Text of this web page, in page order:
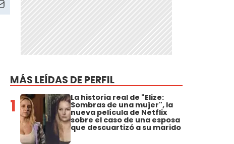
MÁS LEÍDAS DE PERFIL
1 La historia real de "Elize:
Sombras de una mujer", la
nueva película de Netflix
sobre el caso de una esposa
que descuartizó a su marido